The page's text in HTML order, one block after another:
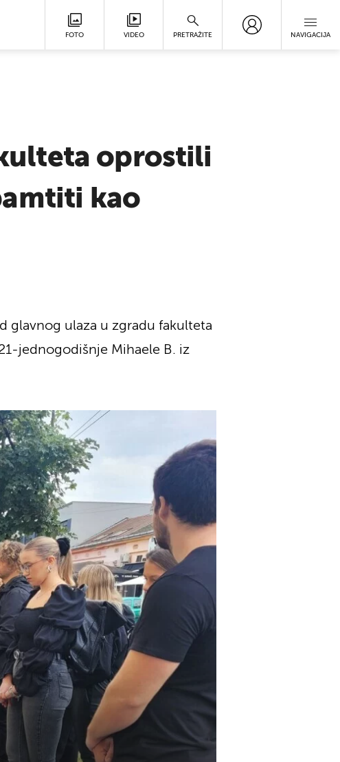
FOTO VIDEO PRETRAŽITE NAVIGACIJA
oprostili
kao
glavnog ulaza u zgradu fakulteta
jednogodišnje Mihaele B. iz